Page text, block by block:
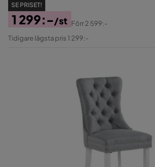
SE PRISET!
Pris
1 299:-/st
Original
Förr2 599:-
Tidigare lägsta pris 1 299:-